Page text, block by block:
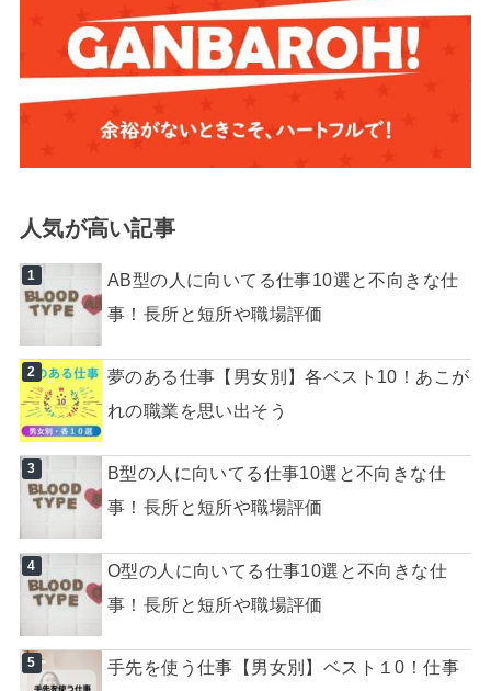
人気が高い記事
AB型の人に向いてる仕事10選と不向きな仕
事！長所と短所や職場評価
夢のある仕事【男女別】各ベスト10！あこが
れの職業を思い出そう
B型の人に向いてる仕事10選と不向きな仕
事！長所と短所や職場評価
O型の人に向いてる仕事10選と不向きな仕
事！長所と短所や職場評価
手先を使う仕事【男女別】ベスト１0！仕事